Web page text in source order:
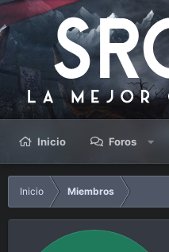
Inicio Foros
Inicio Miembros